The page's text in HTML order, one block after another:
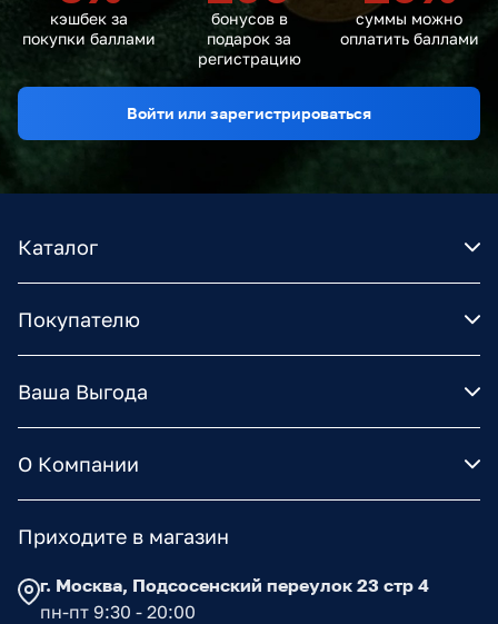
кэшбек за
покупки баллами
бонусов в
подарок за
регистрацию
суммы можно
оплатить баллами
Войти или зарегистрироваться
Каталог
Покупателю
Ваша Выгода
О Компании
Приходите в магазин
г. Москва, Подсосенский переулок 23 стр 4
пн-пт 9:30 - 20:00